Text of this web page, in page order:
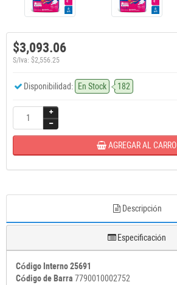
$3,093.06
S/Iva: $2,556.25
Disponibilidad: En Stock 182
AGREGAR AL CARRO
Descripción
Especificación
Código Interno 25691
Código de Barra 7790010002752